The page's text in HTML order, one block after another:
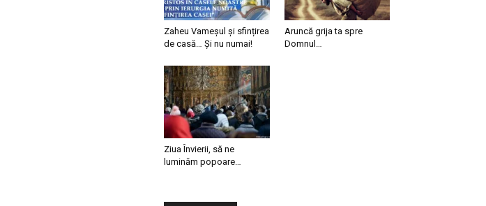
Zaheu Vameșul și sfințirea
de casă… Și nu numai!
Aruncă grija ta spre
Domnul…
Ziua Învierii, să ne
luminăm popoare…